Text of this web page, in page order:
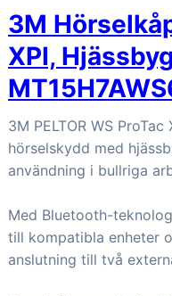
3M
XPI,
3M PELTOR WS
hörselskydd med
användning i bullriga
Med Bluetooth-
till kompatibla enheter
anslutning till två